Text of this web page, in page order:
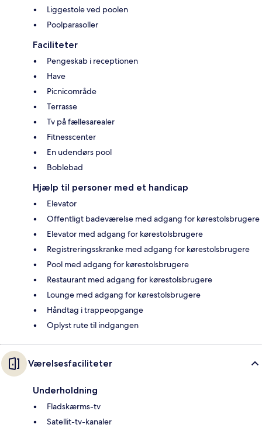
Liggestole ved poolen
Poolparasoller
Faciliteter
Pengeskab i receptionen
Have
Picnicområde
Terrasse
Tv på fællesarealer
Fitnesscenter
En udendørs pool
Boblebad
Hjælp til personer med et handicap
Elevator
Offentligt badeværelse med adgang for kørestolsbrugere
Elevator med adgang for kørestolsbrugere
Registreringsskranke med adgang for kørestolsbrugere
Pool med adgang for kørestolsbrugere
Restaurant med adgang for kørestolsbrugere
Lounge med adgang for kørestolsbrugere
Håndtag i trappeopgange
Oplyst rute til indgangen
Værelsesfaciliteter
Underholdning
Fladskærms-tv
Satellit-tv-kanaler